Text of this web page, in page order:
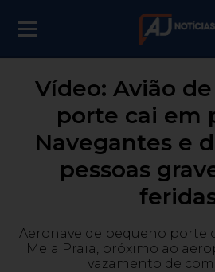
Vídeo: Avião
porte cai em
Navegantes e
pessoas
Aeronave de pequeno porte
Meia Praia, próximo ao
vazamento de